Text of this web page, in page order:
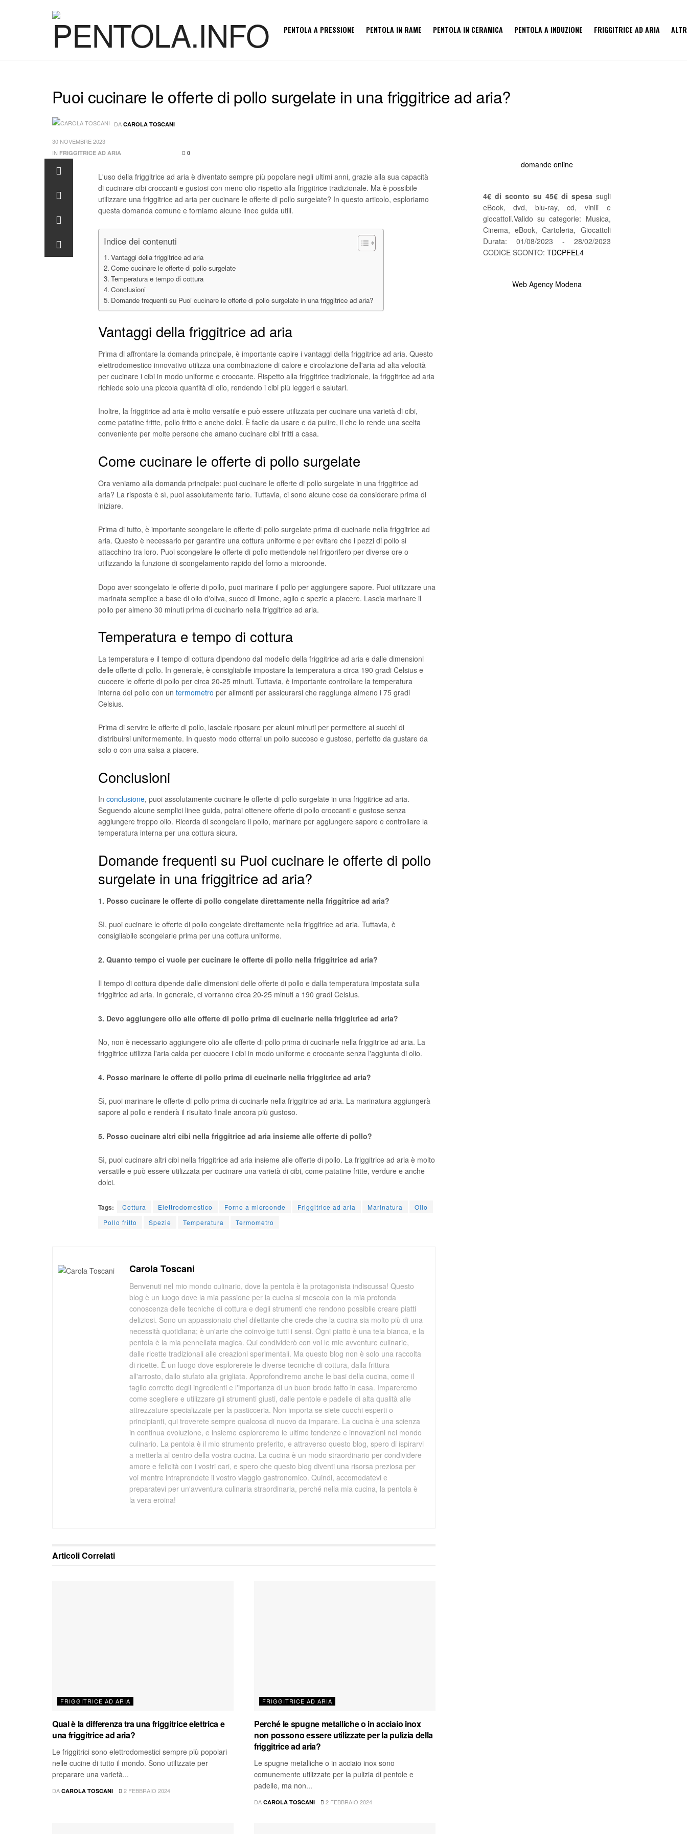
PENTOLA A PRESSIONE PENTOLA IN RAME PENTOLA IN CERAMICA PENTOLA A INDUZIONE FRIGGITRICE AD ARIA
Puoi cucinare le offerte di pollo surgelate in una friggitrice ad aria?
DA CAROLA TOSCANI
30 NOVEMBRE 2023
IN FRIGGITRICE AD ARIA 0
L'uso della friggitrice ad aria è diventato sempre più popolare negli ultimi anni, grazie alla sua capacità
di cucinare cibi croccanti e gustosi con meno olio rispetto alla friggitrice tradizionale. Ma è possibile
utilizzare una friggitrice ad aria per cucinare le offerte di pollo surgelate? In questo articolo, esploriamo
questa domanda comune e forniamo alcune linee guida utili.
Indice dei contenuti
Vantaggi della friggitrice ad aria
Come cucinare le offerte di pollo surgelate
Temperatura e tempo di cottura
Conclusioni
Domande frequenti su Puoi cucinare le offerte di pollo surgelate in una friggitrice ad aria?
Vantaggi della friggitrice ad aria
Prima di affrontare la domanda principale, è importante capire i vantaggi della friggitrice ad aria. Questo
elettrodomestico innovativo utilizza una combinazione di calore e circolazione dell'aria ad alta velocità
per cucinare i cibi in modo uniforme e croccante. Rispetto alla friggitrice tradizionale, la friggitrice ad aria
richiede solo una piccola quantità di olio, rendendo i cibi più leggeri e salutari.
Inoltre, la friggitrice ad aria è molto versatile e può essere utilizzata per cucinare una varietà di cibi,
come patatine fritte, pollo fritto e anche dolci. È facile da usare e da pulire, il che lo rende una scelta
conveniente per molte persone che amano cucinare cibi fritti a casa.
Come cucinare le offerte di pollo surgelate
Ora veniamo alla domanda principale: puoi cucinare le offerte di pollo surgelate in una friggitrice ad
aria? La risposta è sì, puoi assolutamente farlo. Tuttavia, ci sono alcune cose da considerare prima di
iniziare.
Prima di tutto, è importante scongelare le offerte di pollo surgelate prima di cucinarle nella friggitrice ad
aria. Questo è necessario per garantire una cottura uniforme e per evitare che i pezzi di pollo si
attacchino tra loro. Puoi scongelare le offerte di pollo mettendole nel frigorifero per diverse ore o
utilizzando la funzione di scongelamento rapido del forno a microonde.
Dopo aver scongelato le offerte di pollo, puoi marinare il pollo per aggiungere sapore. Puoi utilizzare una
marinata semplice a base di olio d'oliva, succo di limone, aglio e spezie a piacere. Lascia marinare il
pollo per almeno 30 minuti prima di cucinarlo nella friggitrice ad aria.
Temperatura e tempo di cottura
La temperatura e il tempo di cottura dipendono dal modello della friggitrice ad aria e dalle dimensioni
delle offerte di pollo. In generale, è consigliabile impostare la temperatura a circa 190 gradi Celsius e
cuocere le offerte di pollo per circa 20-25 minuti. Tuttavia, è importante controllare la temperatura
interna del pollo con un termometro per alimenti per assicurarsi che raggiunga almeno i 75 gradi
Celsius.
Prima di servire le offerte di pollo, lasciale riposare per alcuni minuti per permettere ai succhi di
distribuirsi uniformemente. In questo modo otterrai un pollo succoso e gustoso, perfetto da gustare da
solo o con una salsa a piacere.
Conclusioni
In conclusione, puoi assolutamente cucinare le offerte di pollo surgelate in una friggitrice ad aria.
Seguendo alcune semplici linee guida, potrai ottenere offerte di pollo croccanti e gustose senza
aggiungere troppo olio. Ricorda di scongelare il pollo, marinare per aggiungere sapore e controllare la
temperatura interna per una cottura sicura.
Domande frequenti su Puoi cucinare le offerte di pollo
surgelate in una friggitrice ad aria?
1. Posso cucinare le offerte di pollo congelate direttamente nella friggitrice ad aria?
Sì, puoi cucinare le offerte di pollo congelate direttamente nella friggitrice ad aria. Tuttavia, è
consigliabile scongelarle prima per una cottura uniforme.
2. Quanto tempo ci vuole per cucinare le offerte di pollo nella friggitrice ad aria?
Il tempo di cottura dipende dalle dimensioni delle offerte di pollo e dalla temperatura impostata sulla
friggitrice ad aria. In generale, ci vorranno circa 20-25 minuti a 190 gradi Celsius.
3. Devo aggiungere olio alle offerte di pollo prima di cucinarle nella friggitrice ad aria?
No, non è necessario aggiungere olio alle offerte di pollo prima di cucinarle nella friggitrice ad aria. La
friggitrice utilizza l'aria calda per cuocere i cibi in modo uniforme e croccante senza l'aggiunta di olio.
4. Posso marinare le offerte di pollo prima di cucinarle nella friggitrice ad aria?
Sì, puoi marinare le offerte di pollo prima di cucinarle nella friggitrice ad aria. La marinatura aggiungerà
sapore al pollo e renderà il risultato finale ancora più gustoso.
5. Posso cucinare altri cibi nella friggitrice ad aria insieme alle offerte di pollo?
Sì, puoi cucinare altri cibi nella friggitrice ad aria insieme alle offerte di pollo. La friggitrice ad aria è molto
versatile e può essere utilizzata per cucinare una varietà di cibi, come patatine fritte, verdure e anche
dolci.
Tags: Cottura Elettrodomestico Forno a microonde Friggitrice ad aria Marinatura
Olio
Pollo fritto
Spezie Temperatura Termometro
Carola Toscani
Benvenuti nel mio mondo culinario, dove la pentola è la protagonista indiscussa! Questo
blog è un luogo dove la mia passione per la cucina si mescola con la mia profonda
conoscenza delle tecniche di cottura e degli strumenti che rendono possibile creare piatti
deliziosi. Sono un appassionato chef dilettante che crede che la cucina sia molto più di una
necessità quotidiana; è un'arte che coinvolge tutti i sensi. Ogni piatto è una tela bianca, e la
pentola è la mia pennellata magica. Qui condividerò con voi le mie avventure culinarie,
dalle ricette tradizionali alle creazioni sperimentali. Ma questo blog non è solo una raccolta
di ricette. È un luogo dove esplorerete le diverse tecniche di cottura, dalla frittura
all'arrosto, dallo stufato alla grigliata. Approfondiremo anche le basi della cucina, come il
taglio corretto degli ingredienti e l'importanza di un buon brodo fatto in casa. Impareremo
come scegliere e utilizzare gli strumenti giusti, dalle pentole e padelle di alta qualità alle
attrezzature specializzate per la pasticceria. Non importa se siete cuochi esperti o
principianti, qui troverete sempre qualcosa di nuovo da imparare. La cucina è una scienza
in continua evoluzione, e insieme esploreremo le ultime tendenze e innovazioni nel mondo
culinario. La pentola è il mio strumento preferito, e attraverso questo blog, spero di ispirarvi
a metterla al centro della vostra cucina. La cucina è un modo straordinario per condividere
amore e felicità con i vostri cari, e spero che questo blog diventi una risorsa preziosa per
voi mentre intraprendete il vostro viaggio gastronomico. Quindi, accomodatevi e
preparatevi per un'avventura culinaria straordinaria, perché nella mia cucina, la pentola è
la vera eroina!
ArticoliCorrelati
FRIGGITRICE AD ARIA
Qual è la differenza tra una friggitrice elettrica e
una friggitrice ad aria?
Le friggitrici sono elettrodomestici sempre più popolari
nelle cucine di tutto il mondo. Sono utilizzate per
preparare una varietà...
DA CAROLA TOSCANI 2 FEBBRAIO 2024
FRIGGITRICE AD ARIA
Perché le spugne metalliche o in acciaio inox
non possono essere utilizzate per la pulizia della
friggitrice ad aria?
Le spugne metalliche o in acciaio inox sono
comunemente utilizzate per la pulizia di pentole e
padelle, ma non...
DA CAROLA TOSCANI 2 FEBBRAIO 2024
domande online
4€ di sconto su 45€ di spesa sugli
eBook, dvd, blu-ray, cd, vinili e
giocattoli.Valido su categorie: Musica,
Cinema, eBook, Cartoleria, Giocattoli
Durata: 01/08/2023 - 28/02/2023
CODICE SCONTO: TDCPFEL4
Web Agency Modena